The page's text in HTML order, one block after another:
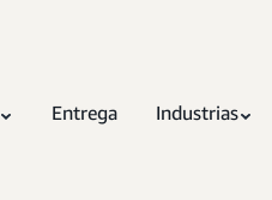
Entrega Industrias